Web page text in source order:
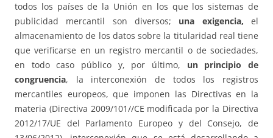
todos los países de la Unión en los que los sistemas de
publicidad mercantil son diversos; una exigencia, el
almacenamiento de los datos sobre la titularidad real tiene
que verificarse en un registro mercantil o de sociedades,
en todo caso público y, por último, un principio de
congruencia, la interconexión de todos los registros
mercantiles europeos, que imponen las Directivas en la
materia (Directiva 2009/101//CE modificada por la Directiva
2012/17/UE del Parlamento Europeo y del Consejo, de